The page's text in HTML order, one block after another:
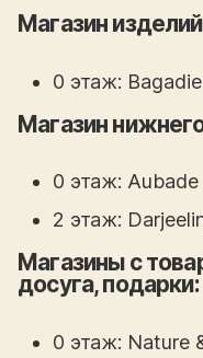
Магазин
0 этаж: Bagadie
Магазин
0 этаж: Aubade
2 этаж:
Магазины с
досуга, подарки:
0 этаж: Nature